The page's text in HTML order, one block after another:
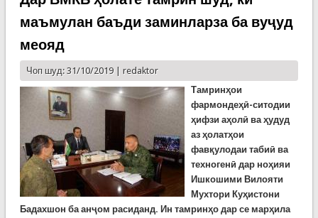
маъмулан баъди заминларза ба вуҷуд
меояд
Чоп шуд: 31/10/2019 | redaktor
Тамринҳои
фармондеҳӣ-ситодии
ҳифзи аҳолӣ ва ҳудуд
аз ҳолатҳои
фавқулодаи табиӣ ва
техногенӣ дар ноҳияи
Ишкошими Вилояти
Мухтори Куҳистони
Бадахшон ба анҷом расиданд. Ин тамринҳо дар се марҳила